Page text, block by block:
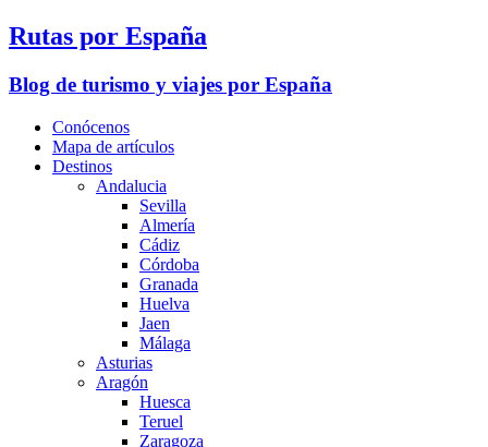
Rutas por España
Blog de turismo y viajes por España
Conócenos
Mapa de artículos
Destinos
Andalucia
Sevilla
Almería
Cádiz
Córdoba
Granada
Huelva
Jaen
Málaga
Asturias
Aragón
Huesca
Teruel
Zaragoza